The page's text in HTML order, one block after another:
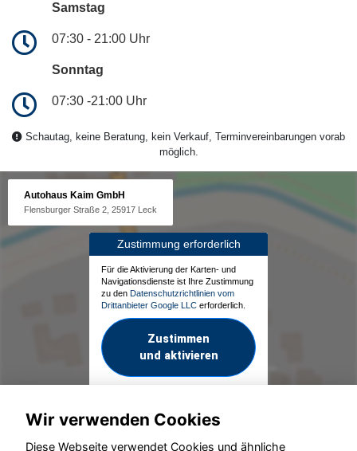
Samstag
07:30 - 21:00 Uhr
Sonntag
07:30 -21:00 Uhr
Schautag, keine Beratung, kein Verkauf, Terminvereinbarungen vorab
möglich.
Autohaus Kaim GmbH
Flensburger Straße 2, 25917 Leck
Zustimmung erforderlich
Für die Aktivierung der Karten- und
Navigationsdienste ist Ihre Zustimmung
zu den Datenschutzrichtlinien vom
Drittanbieter Google LLC erforderlich.
Zustimmen
und aktivieren
Wir verwenden Cookies
Diese Webseite verwendet Cookies und ähnliche